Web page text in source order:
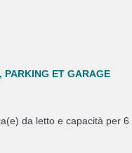
PARKING ET GARAGE
da letto e capacità per 6